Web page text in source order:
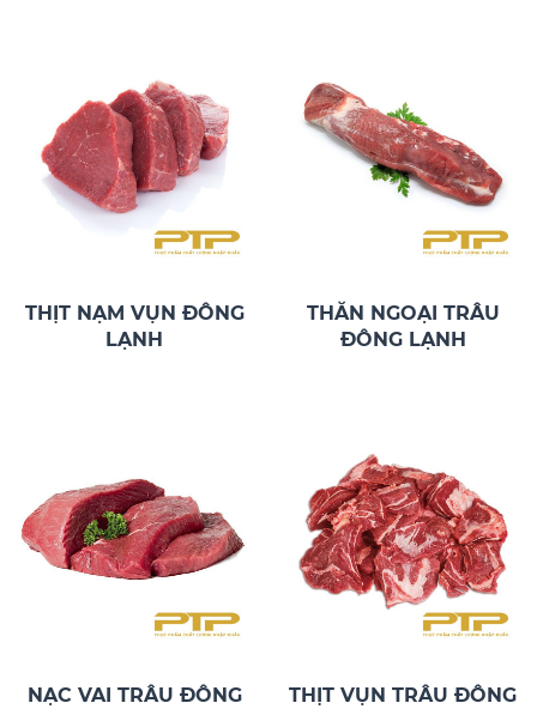
THỊT NẠM VỤN ĐÔNG
LẠNH
THĂN NGOẠI TRÂU
ĐÔNG LẠNH
NẠC VAI TRÂU ĐÔNG
THỊT VỤN TRÂU ĐÔNG